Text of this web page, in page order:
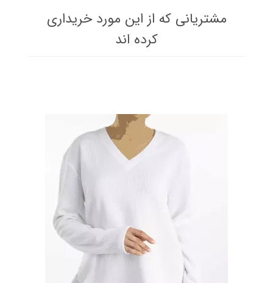
مشتریانی که از این مورد خریداری
کرده اند